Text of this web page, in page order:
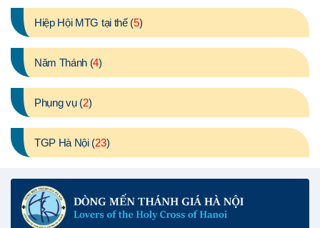
Hiệp Hội MTG tại thế (5)
Năm Thánh (4)
Phụng vụ (2)
TGP Hà Nội (23)